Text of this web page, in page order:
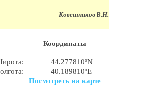
Ковешников В.Н.
Координаты
44.277810ºN
40.189810ºE
Посмотреть на карте